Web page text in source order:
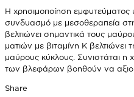
Η χρησιμοποίηση εμφυτεύματος
συνδυασμό με μεσοθεραπεία
βελτιώνει σημαντικά τους
ματιών με βιταμίνη Κ βελτιώνει
μαύρους κύκλους. Συνιστάται η
των βλεφάρων βοηθούν να
Share